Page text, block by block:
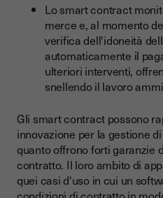
Lo smart contract
merce e, al momento
verifica dell'idoneità
automaticamente il
ulteriori interventi,
snellendo il lavoro
Gli smart contract possono
innovazione per la gestione
quanto offrono forti garanzie
contratto. Il loro ambito di
quei casi d'uso in cui un